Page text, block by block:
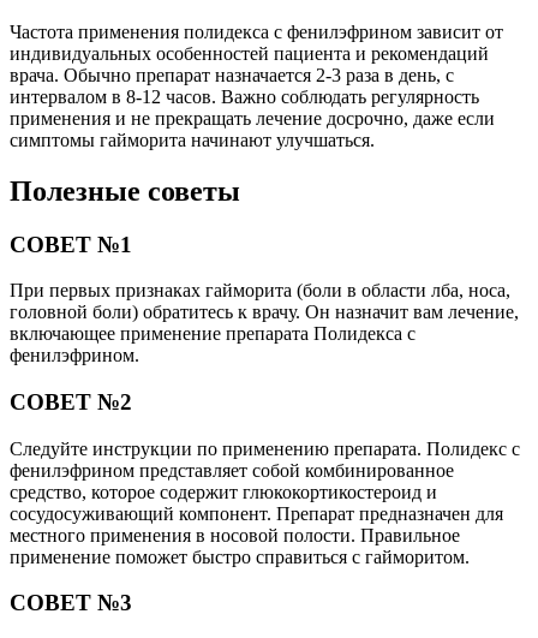
Частота применения полидекса с фенилэфрином зависит от
индивидуальных особенностей пациента и рекомендаций
врача. Обычно препарат назначается 2-3 раза в день, с
интервалом в 8-12 часов. Важно соблюдать регулярность
применения и не прекращать лечение досрочно, даже если
симптомы гайморита начинают улучшаться.
Полезные советы
СОВЕТ №1
При первых признаках гайморита (боли в области лба, носа,
головной боли) обратитесь к врачу. Он назначит вам лечение,
включающее применение препарата Полидекса с
фенилэфрином.
СОВЕТ №2
Следуйте инструкции по применению препарата. Полидекс с
фенилэфрином представляет собой комбинированное
средство, которое содержит глюкокортикостероид и
сосудосуживающий компонент. Препарат предназначен для
местного применения в носовой полости. Правильное
применение поможет быстро справиться с гайморитом.
СОВЕТ №3